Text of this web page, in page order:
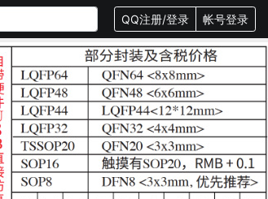
QQ注册/登录 帐号登录